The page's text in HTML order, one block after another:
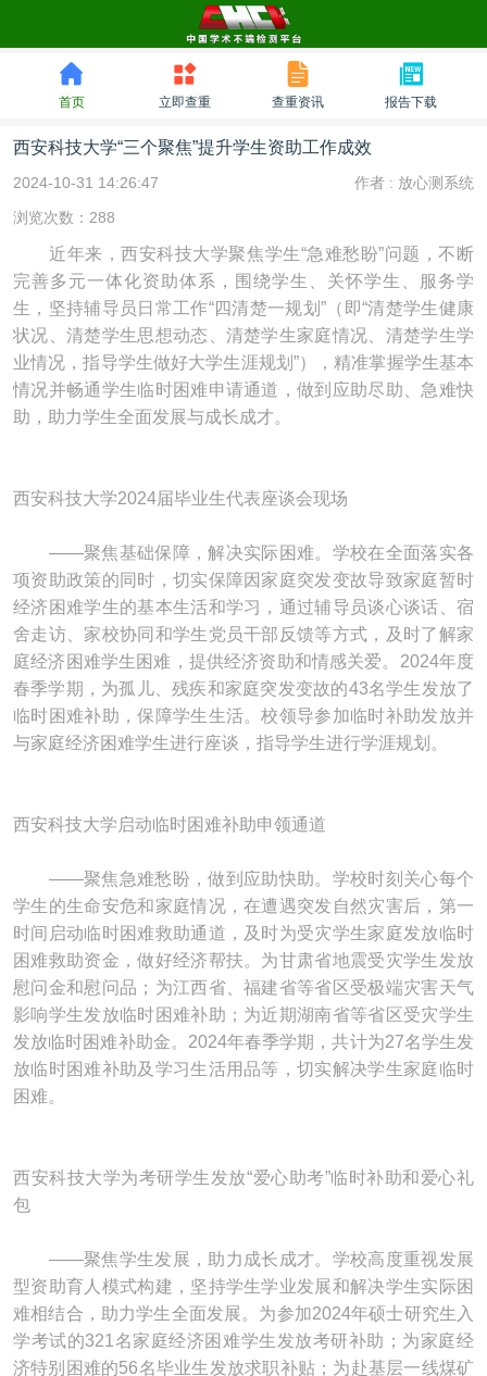
首页 立即查重 查重资讯 报告下载
西安科技大学“三个聚焦”提升学生资助工作成效
2024-10-31 14:26:47 作者 : 放心测系统
浏览次数：288
近年来，西安科技大学聚焦学生“急难愁盼”问题，不断
完善多元一体化资助体系，围绕学生、关怀学生、服务学
生，坚持辅导员日常工作“四清楚一规划”（即“清楚学生健康
状况、清楚学生思想动态、清楚学生家庭情况、清楚学生学
业情况，指导学生做好大学生涯规划”），精准掌握学生基本
情况并畅通学生临时困难申请通道，做到应助尽助、急难快
助，助力学生全面发展与成长成才。
西安科技大学2024届毕业生代表座谈会现场
——聚焦基础保障，解决实际困难。学校在全面落实各
项资助政策的同时，切实保障因家庭突发变故导致家庭暂时
经济困难学生的基本生活和学习，通过辅导员谈心谈话、宿
舍走访、家校协同和学生党员干部反馈等方式，及时了解家
庭经济困难学生困难，提供经济资助和情感关爱。2024年度
春季学期，为孤儿、残疾和家庭突发变故的43名学生发放了
临时困难补助，保障学生生活。校领导参加临时补助发放并
与家庭经济困难学生进行座谈，指导学生进行学涯规划。
西安科技大学启动临时困难补助申领通道
——聚焦急难愁盼，做到应助快助。学校时刻关心每个
学生的生命安危和家庭情况，在遭遇突发自然灾害后，第一
时间启动临时困难救助通道，及时为受灾学生家庭发放临时
困难救助资金，做好经济帮扶。为甘肃省地震受灾学生发放
慰问金和慰问品；为江西省、福建省等省区受极端灾害天气
影响学生发放临时困难补助；为近期湖南省等省区受灾学生
发放临时困难补助金。2024年春季学期，共计为27名学生发
放临时困难补助及学习生活用品等，切实解决学生家庭临时
困难。
西安科技大学为考研学生发放“爱心助考”临时补助和爱心礼
包
——聚焦学生发展，助力成长成才。学校高度重视发展
型资助育人模式构建，坚持学生学业发展和解决学生实际困
难相结合，助力学生全面发展。为参加2024年硕士研究生入
学考试的321名家庭经济困难学生发放考研补助；为家庭经
济特别困难的56名毕业生发放求职补贴；为赴基层一线煤矿